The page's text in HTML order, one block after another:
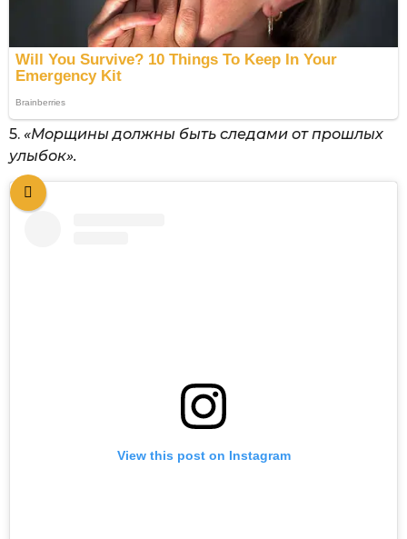
5. «Морщины должны быть следами от прошлых
улыбок».
View this post on Instagram